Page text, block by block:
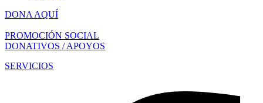
DONA AQUÍ
PROMOCIÓN SOCIAL
DONATIVOS / APOYOS
SERVICIOS